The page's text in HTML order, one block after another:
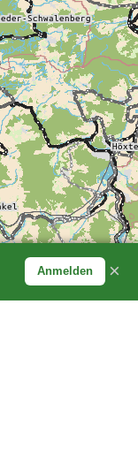
Anmelden ×